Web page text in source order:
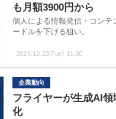
2025.12.23(Tue) 11:30
も月額3900円から
個人による情報発信・コンテ
ードルを下げる狙い。
企業動向
フライヤーが生成AI
化